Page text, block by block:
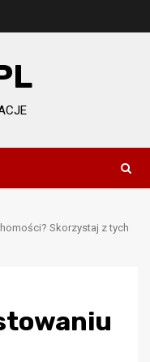
Skorzystaj z tych